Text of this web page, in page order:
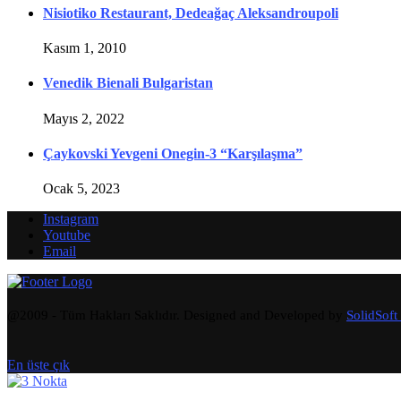
Nisiotiko Restaurant, Dedeağaç Aleksandroupoli
Kasım 1, 2010
Venedik Bienali Bulgaristan
Mayıs 2, 2022
Çaykovski Yevgeni Onegin-3 “Karşılaşma”
Ocak 5, 2023
Instagram
Youtube
Email
SolidSoft
En üste çık